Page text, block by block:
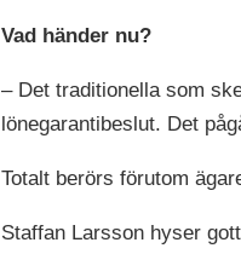
Vad händer nu?
– Det traditionella som
lönegarantibeslut. Det
Totalt berörs förutom
Staffan Larsson hyser